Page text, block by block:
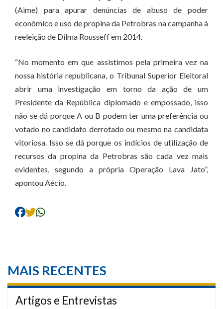
(Aime) para apurar denúncias de abuso de poder
econômico e uso de propina da Petrobras na campanha à
reeleição de Dilma Rousseff em 2014.
“No momento em que assistimos pela primeira vez na
nossa história republicana, o Tribunal Superior Eleitoral
abrir uma investigação em torno da ação de um
Presidente da República diplomado e empossado, isso
não se dá porque A ou B podem ter uma preferência ou
votado no candidato derrotado ou mesmo na candidata
vitoriosa. Isso se dá porque os indícios de utilização de
recursos da propina da Petrobras são cada vez mais
evidentes, segundo a própria Operação Lava Jato”,
apontou Aécio.
MAIS RECENTES
Artigos e Entrevistas